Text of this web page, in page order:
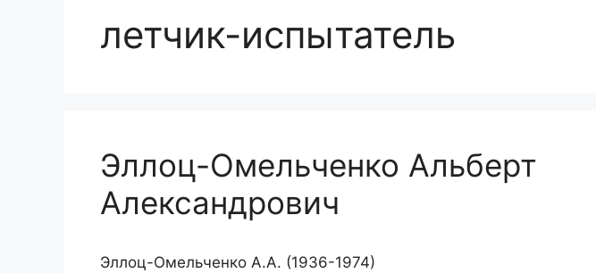
летчик-испытатель
Эллоц-Омельченко Альберт
Александрович
Эллоц-Омельченко А.А. (1936-1974)